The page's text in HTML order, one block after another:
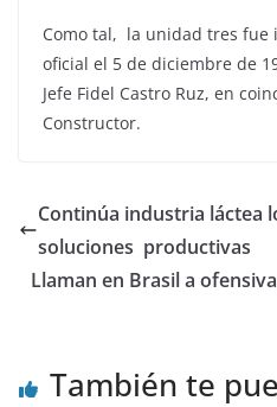
Como tal, la unidad tres fue
oficial el 5 de diciembre de
Jefe Fidel Castro Ruz, en
Constructor.
Continúa industria láctea
soluciones productivas
Llaman en Brasil a
También te